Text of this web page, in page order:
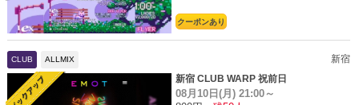
クーポンあり
CLUB ALLMIX
新宿
新宿 CLUB WARP 祝前日
08月10日(月) 21:00～